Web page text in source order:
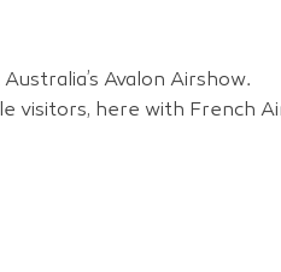
Avalon Airshow.
visitors, here with French